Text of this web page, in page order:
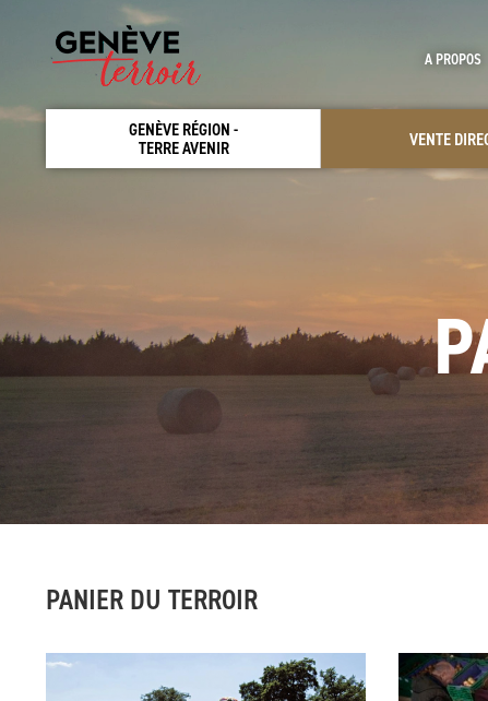
GENÈVE RÉGION -
TERRE AVENIR
VENTE
A PROPOS
PANIER DU TERROIR